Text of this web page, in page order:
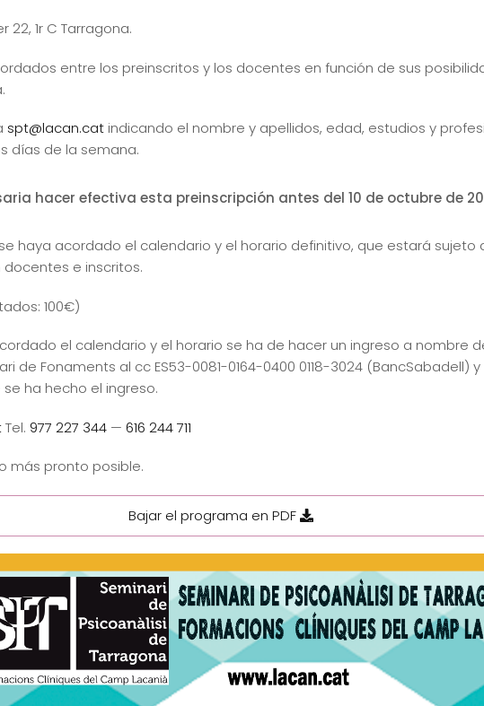
22, 1r C Tarragona.
entre los preinscritos y los docentes en función de sus
spt@lacan.catindicando el nombre y apellidos, edad, estudios y
días de la semana.
hacer efectiva esta preinscripción antes del 10 de octubre de
haya acordado el calendario y el horario definitivo, que estará sujeto
e inscritos.
100€)
el calendario y el horario se ha de hacer un ingreso a nombre
de Fonaments al cc ES53-0081-0164-0400 0118-3024 (BancSabadell)
ha hecho el ingreso.
Tel. 977 227 344— 616 244 711
más pronto posible.
Bajar el programa en PDF